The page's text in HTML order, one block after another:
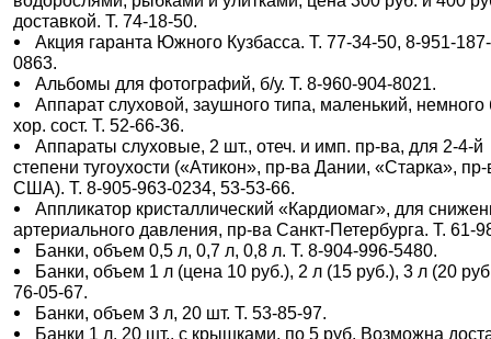
доставкой. Т. 74-18-50.
Акция гаранта Южного Кузбасса. Т. 77-34-50, 8-951-187-
0863.
Альбомы для фотографий, б/у. Т. 8-960-904-8021.
Аппарат слуховой, заушного типа, маленький, немного
хор. сост. Т. 52-66-36.
Аппараты слуховые, 2 шт., отеч. и имп. пр-ва, для 2-4-й
степени тугоухости («Атикон», пр-ва Дании, «Старка»,
США). Т. 8-905-963-0234, 53-53-66.
Аппликатор кристаллический «Кардиомаг», для
артериального давления, пр-ва Санкт-Петербурга. Т. 61-
Банки, объем 0,5 л, 0,7 л, 0,8 л. Т. 8-904-996-5480.
Банки, объем 1 л (цена 10 руб.), 2 л (15 руб.), 3 л (20
76-05-67.
Банки, объем 3 л, 20 шт. Т. 53-85-97.
Банки 1 л, 20 шт., с крышками, по 5 руб. Возможна